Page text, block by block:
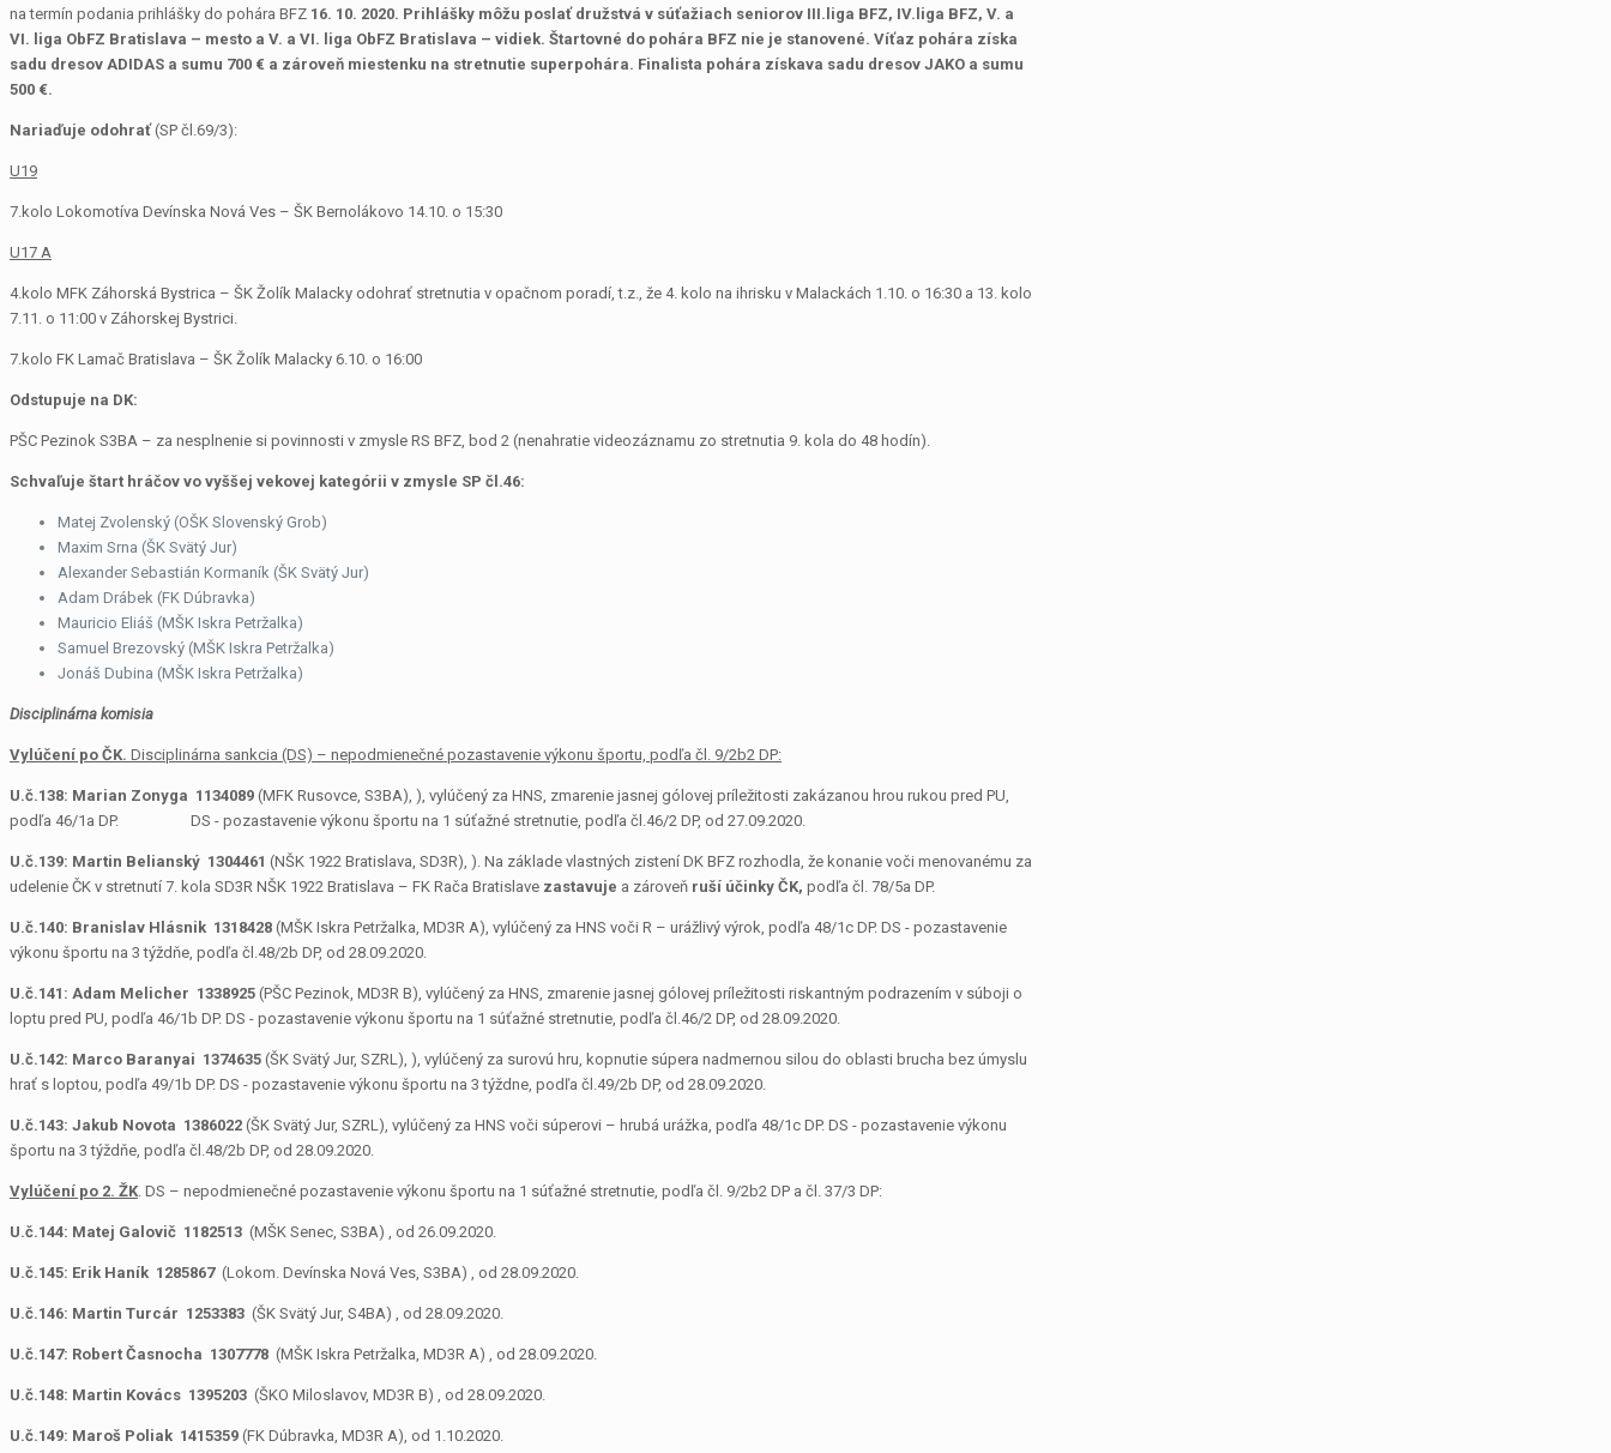
na termín podania prihlášky do pohára BFZ 16. 10. 2020. Prihlášky môžu poslať družstvá v súťažiach seniorov III.liga BFZ, IV.liga BFZ, V. a
VI. liga ObFZ Bratislava – mesto a V. a VI. liga ObFZ Bratislava – vidiek. Štartovné do pohára BFZ nie je stanovené. Víťaz pohára získa
sadu dresov ADIDAS a sumu 700 € a zároveň miestenku na stretnutie superpohára. Finalista pohára získava sadu dresov JAKO a sumu
500 €.
Nariaďuje odohrať(SP čl.69/3):
U19
7.kolo Lokomotíva Devínska Nová Ves – ŠK Bernolákovo 14.10. o 15:30
U17 A
4.kolo MFK Záhorská Bystrica – ŠK Žolík Malacky odohrať stretnutia v opačnom poradí, t.z., že 4. kolo na ihrisku v Malackách 1.10. o 16:30 a 13. kolo
7.11. o 11:00 v Záhorskej Bystrici.
7.kolo FK Lamač Bratislava – ŠK Žolík Malacky 6.10. o 16:00
Odstupuje na DK:
PŠC Pezinok S3BA – za nesplnenie si povinnosti v zmysle RS BFZ, bod 2 (nenahratie videozáznamu zo stretnutia 9. kola do 48 hodín).
Schvaľuje štart hráčov vo vyššej vekovej kategórii v zmysle SP čl.46:
Matej Zvolenský (OŠK Slovenský Grob)
Maxim Srna (ŠK Svätý Jur)
Alexander Sebastián Kormaník (ŠK Svätý Jur)
Adam Drábek (FK Dúbravka)
Mauricio Eliáš (MŠK Iskra Petržalka)
Samuel Brezovský (MŠK Iskra Petržalka)
Jonáš Dubina (MŠK Iskra Petržalka)
Disciplinárna komisia
Vylúčení po ČK. Disciplinárna sankcia (DS) – nepodmienečné pozastavenie výkonu športu, podľa čl. 9/2b2 DP:
U.č.138: Marian Zonyga 1134089 (MFK Rusovce, S3BA), ), vylúčený za HNS, zmarenie jasnej gólovej príležitosti zakázanou hrou rukou pred PU,
podľa 46/1a DP. DS ­- pozastavenie výkonu športu na 1 súťažné stretnutie, podľa čl.46/2 DP, od 27.09.2020.
U.č.139: Martin Belianský 1304461 (NŠK 1922 Bratislava, SD3R), ). Na základe vlastných zistení DK BFZ rozhodla, že konanie voči menovanému za
udelenie ČK v stretnutí 7. kola SD3R NŠK 1922 Bratislava – FK Rača Bratislave zastavuje a zároveň ruší účinky ČK, podľa čl. 78/5a DP.
U.č.140: Branislav Hlásnik 1318428 (MŠK Iskra Petržalka, MD3R A), vylúčený za HNS voči R – urážlivý výrok, podľa 48/1c DP. DS ­- pozastavenie
výkonu športu na 3 týždňe, podľa čl.48/2b DP, od 28.09.2020.
U.č.141: Adam Melicher 1338925 (PŠC Pezinok, MD3R B), vylúčený za HNS, zmarenie jasnej gólovej príležitosti riskantným podrazením v súboji o
loptu pred PU, podľa 46/1b DP. DS ­- pozastavenie výkonu športu na 1 súťažné stretnutie, podľa čl.46/2 DP, od 28.09.2020.
U.č.142: Marco Baranyai 1374635 (ŠK Svätý Jur, SZRL), ), vylúčený za surovú hru, kopnutie súpera nadmernou silou do oblasti brucha bez úmyslu
hrať s loptou, podľa 49/1b DP. DS ­- pozastavenie výkonu športu na 3 týždne, podľa čl.49/2b DP, od 28.09.2020.
U.č.143: Jakub Novota 1386022 (ŠK Svätý Jur, SZRL), vylúčený za HNS voči súperovi – hrubá urážka, podľa 48/1c DP. DS ­- pozastavenie výkonu
športu na 3 týždňe, podľa čl.48/2b DP, od 28.09.2020.
Vylúčení po 2. ŽK . DS – nepodmienečné pozastavenie výkonu športu na 1 súťažné stretnutie, podľa čl. 9/2b2 DP a čl. 37/3 DP:
U.č.144: Matej Galovič 1182513 (MŠK Senec, S3BA) , od 26.09.2020.
U.č.145: Erik Haník 1285867 (Lokom. Devínska Nová Ves, S3BA) , od 28.09.2020.
U.č.146: Martin Turcár 1253383 (ŠK Svätý Jur, S4BA) , od 28.09.2020.
U.č.147: Robert Časnocha 1307778 (MŠK Iskra Petržalka, MD3R A) , od 28.09.2020.
U.č.148: Martin Kovács 1395203 (ŠKO Miloslavov, MD3R B) , od 28.09.2020.
U.č.149: Maroš Poliak 1415359 (FK Dúbravka, MD3R A), od 1.10.2020.